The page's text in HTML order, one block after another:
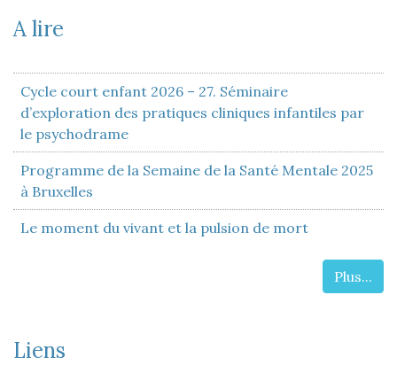
A lire
Cycle court enfant 2026 – 27. Séminaire
d’exploration des pratiques cliniques infantiles par
le psychodrame
Programme de la Semaine de la Santé Mentale 2025
à Bruxelles
Le moment du vivant et la pulsion de mort
Plus...
Liens